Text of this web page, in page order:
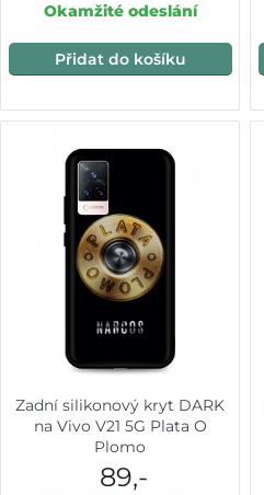
Okamžité odeslání
Přidat do košíku
Zadní silikonový kryt DARK
na Vivo V21 5G Plata O
Plomo
89,-